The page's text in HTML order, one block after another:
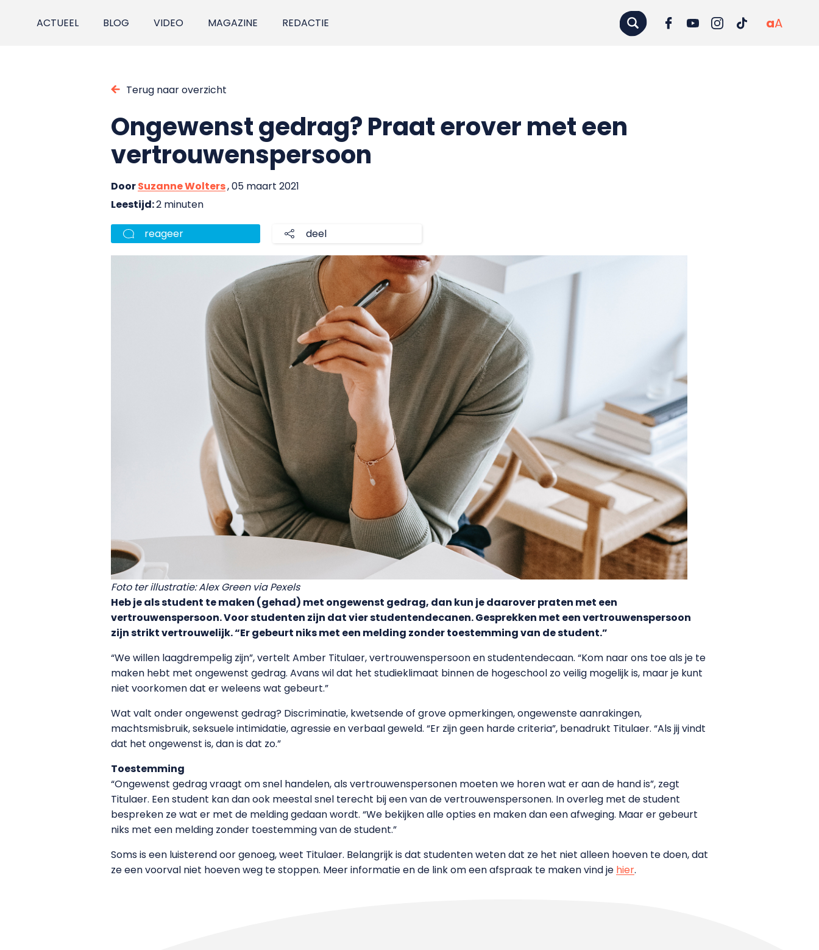
ACTUEEL BLOG VIDEO MAGAZINE REDACTIE aA
Terug naar overzicht
Ongewenst gedrag? Praat erover met een
vertrouwenspersoon
DoorSuzanne Wolters, 05 maart 2021
Leestijd:2 minuten
reageer deel
Foto ter illustratie: Alex Green via Pexels
Heb je als student te maken (gehad) met ongewenst gedrag, dan kun je daarover praten met een
vertrouwenspersoon. Voor studenten zijn dat vier studentendecanen. Gesprekken met een vertrouwenspersoon
zijn strikt vertrouwelijk. “Er gebeurt niks met een melding zonder toestemming van de student.”
“We willen laagdrempelig zijn”, vertelt Amber Titulaer, vertrouwenspersoon en studentendecaan. “Kom naar ons toe als je te
maken hebt met ongewenst gedrag. Avans wil dat het studieklimaat binnen de hogeschool zo veilig mogelijk is, maar je kunt
niet voorkomen dat er weleens wat gebeurt.”
Wat valt onder ongewenst gedrag? Discriminatie, kwetsende of grove opmerkingen, ongewenste aanrakingen,
machtsmisbruik, seksuele intimidatie, agressie en verbaal geweld. “Er zijn geen harde criteria”, benadrukt Titulaer. “Als jij vindt
dat het ongewenst is, dan is dat zo.”
Toestemming
“Ongewenst gedrag vraagt om snel handelen, als vertrouwenspersonen moeten we horen wat er aan de hand is”, zegt
Titulaer. Een student kan dan ook meestal snel terecht bij een van de vertrouwenspersonen. In overleg met de student
bespreken ze wat er met de melding gedaan wordt. “We bekijken alle opties en maken dan een afweging. Maar er gebeurt
niks met een melding zonder toestemming van de student.”
Soms is een luisterend oor genoeg, weet Titulaer. Belangrijk is dat studenten weten dat ze het niet alleen hoeven te doen, dat
ze een voorval niet hoeven weg te stoppen. Meer informatie en de link om een afspraak te maken vind je hier.